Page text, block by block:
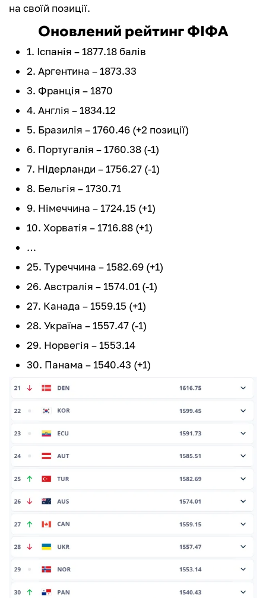
на своїй позиції.
Оновлений рейтинг ФІФА
1. Іспанія – 1877.18 балів
2. Аргентина – 1873.33
3. Франція – 1870
4. Англія – 1834.12
5. Бразилія – 1760.46 (+2 позиції)
6. Португалія – 1760.38 (-1)
7. Нідерланди – 1756.27 (-1)
8. Бельгія – 1730.71
9. Німеччина – 1724.15 (+1)
10. Хорватія – 1716.88 (+1)
…
25. Туреччина – 1582.69 (+1)
26. Австралія – 1574.01 (-1)
27. Канада – 1559.15 (+1)
28. Україна – 1557.47 (-1)
29. Норвегія – 1553.14
30. Панама – 1540.43 (+1)